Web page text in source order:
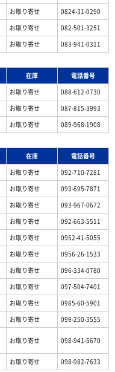
お取り寄せ
0824-31-0290
お取り寄せ
082-501-3251
お取り寄せ 083-941-0311
在庫
電話番号
お取り寄せ
088-612-0730
お取り寄せ
087-815-3993
お取り寄せ 089-968-1908
在庫
電話番号
お取り寄せ
092-710-7281
お取り寄せ
093-695-7871
お取り寄せ
093-967-0672
お取り寄せ
092-663-5511
お取り寄せ
0952-41-5055
お取り寄せ
0956-26-1533
お取り寄せ
096-334-0780
お取り寄せ
097-504-7401
お取り寄せ
0985-60-5901
お取り寄せ 099-250-3555
お取り寄せ 098-941-5670
お取り寄せ 098-982-7633